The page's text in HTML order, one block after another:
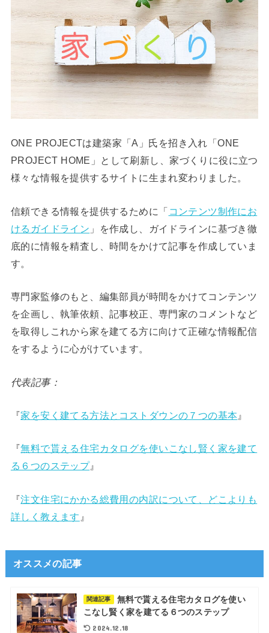
ONE PROJECTは建築家「A」氏を招き入れ「ONE
PROJECT HOME」として刷新し、家づくりに役に立つ
様々な情報を提供するサイトに生まれ変わりました。
信頼できる情報を提供するために「 コンテンツ制作にお
けるガイドライン 」を作成し、ガイドラインに基づき徹
底的に情報を精査し、時間をかけて記事を作成していま
す。
専門家監修のもと、編集部員が時間をかけてコンテンツ
を企画し、執筆依頼、記事校正、専門家のコメントなど
を取得しこれから家を建てる方に向けて正確な情報配信
をするように心がけています。
代表記事：
『家を安く建てる方法とコストダウンの７つの基本 』
『無料で貰える住宅カタログを使いこなし賢く家を建て
る６つのステップ』
『注文住宅にかかる総費用の内訳について、どこよりも
詳しく教えます 』
オススメの記事
関連記事
無料で貰える住宅カタログを使い
こなし賢く家を建てる６つのステップ
2024.12.18